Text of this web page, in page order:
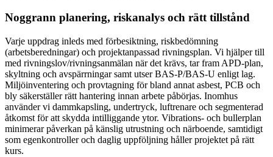
Noggrann planering, riskanalys och rätt tillstånd
Varje uppdrag inleds med förbesiktning, riskbedömning
(arbetsberedningar) och projektanpassad rivningsplan. Vi hjälper till
med rivningslov/rivningsanmälan när det krävs, tar fram APD-plan,
skyltning och avspärrningar samt utser BAS-P/BAS-U enligt lag.
Miljöinventering och provtagning för bland annat asbest, PCB och
bly säkerställer rätt hantering innan arbete påbörjas. Inomhus
använder vi dammkapsling, undertryck, luftrenare och segmenterad
åtkomst för att skydda intilliggande ytor. Vibrations- och bullerplan
minimerar påverkan på känslig utrustning och närboende, samtidigt
som egenkontroller och daglig uppföljning håller projektet på rätt
kurs.